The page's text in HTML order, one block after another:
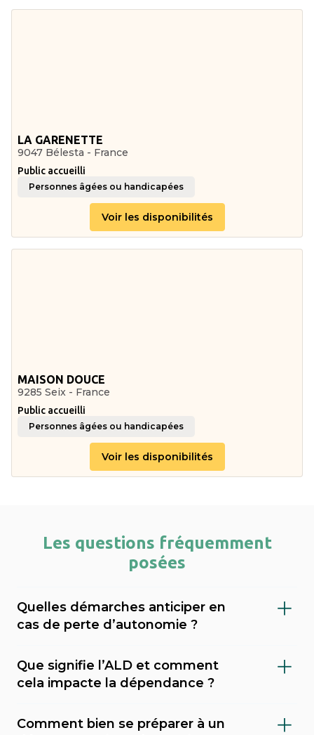
LA GARENETTE
9047 Bélesta - France
Public accueilli
Personnes âgées ou handicapées
Voir les disponibilités
MAISON DOUCE
9285 Seix - France
Public accueilli
Personnes âgées ou handicapées
Voir les disponibilités
Les questions fréquemment
posées
Quelles démarches anticiper en
cas de perte d’autonomie ?
dépendance (via le GIR), demander l’APA
(allocation personnalisée d’autonomie) au
conseil départemental, et envisager une
Que signifie l’ALD et comment
cela impacte la dépendance ?
Comment bien se préparer à un